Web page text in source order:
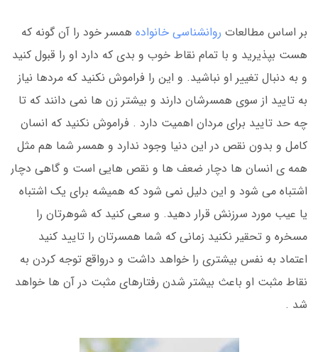
بر اساس مطالعات روانشناسی خانواده همسر خود را آن گونه که
هست بپذیرید و با تمام نقاط خوب و بدی که دارد او را قبول کنید
و به دنبال تغییر او نباشید. و این را فراموش نکنید که مردها نیاز
به تایید از سوی همسرشان دارند و بیشتر زن ها نمی دانند که تا
چه حد تایید برای مردان اهمیت دارد . فراموش نکنید که انسان
کامل و بدون نقص در این دنیا وجود ندارد و همسر شما هم مثل
همه ی انسان ها دچار ضعف ها و نقص هایی است و گاهی دچار
اشتباه می شود و این دلیل نمی شود که همیشه برای یک اشتباه
یا عیب مورد سرزنش قرار دهید. و سعی کنید که شوهرتان را
مسخره و تحقیر نکنید زمانی که شما همسرتان را تایید کنید
اعتماد به نفس بیشتری را خواهد داشت و درواقع توجه کردن به
نقاط مثبت او باعث بیشتر شدن رفتارهای مثبت در آن ها خواهد
شد .